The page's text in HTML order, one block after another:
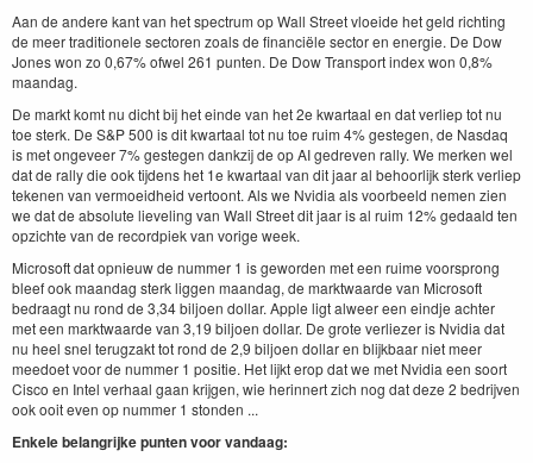
Aan de andere kant van het spectrum op Wall Street vloeide het geld richting
de meer traditionele sectoren zoals de financiële sector en energie. De Dow
Jones won zo 0,67% ofwel 261 punten. De Dow Transport index won 0,8%
maandag.
De markt komt nu dicht bij het einde van het 2e kwartaal en dat verliep tot nu
toe sterk. De S&P 500 is dit kwartaal tot nu toe ruim 4% gestegen, de Nasdaq
is met ongeveer 7% gestegen dankzij de op AI gedreven rally. We merken wel
dat de rally die ook tijdens het 1e kwartaal van dit jaar al behoorlijk sterk verliep
tekenen van vermoeidheid vertoont. Als we Nvidia als voorbeeld nemen zien
we dat de absolute lieveling van Wall Street dit jaar is al ruim 12% gedaald ten
opzichte van de recordpiek van vorige week.
Microsoft dat opnieuw de nummer 1 is geworden met een ruime voorsprong
bleef ook maandag sterk liggen maandag, de marktwaarde van Microsoft
bedraagt nu rond de 3,34 biljoen dollar. Apple ligt alweer een eindje achter
met een marktwaarde van 3,19 biljoen dollar. De grote verliezer is Nvidia dat
nu heel snel terugzakt tot rond de 2,9 biljoen dollar en blijkbaar niet meer
meedoet voor de nummer 1 positie. Het lijkt erop dat we met Nvidia een soort
Cisco en Intel verhaal gaan krijgen, wie herinnert zich nog dat deze 2 bedrijven
ook ooit even op nummer 1 stonden ...
Enkele belangrijke punten voor vandaag: